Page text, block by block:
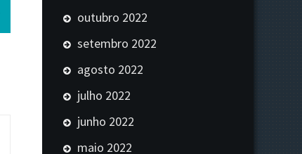
outubro 2022
setembro 2022
agosto 2022
julho 2022
junho 2022
maio 2022